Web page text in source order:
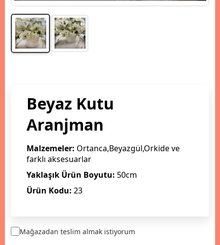
Beyaz Kutu
Aranjman
Malzemeler: Ortanca,Beyazgül,Orkide ve
farklı aksesuarlar
Yaklaşık Ürün Boyutu: 50cm
Ürün Kodu: 23
Mağazadan teslim almak istiyorum